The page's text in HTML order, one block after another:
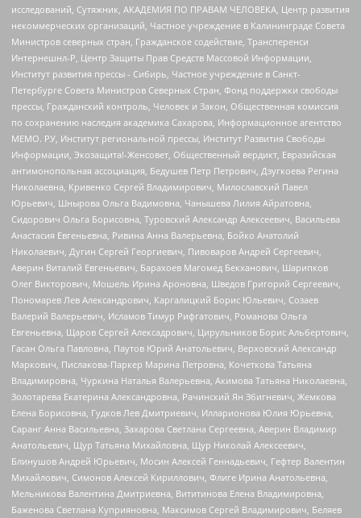
исследований, Сутяжник, АКАДЕМИЯ ПО ПРАВАМ ЧЕЛОВЕКА, Центр развития
некоммерческих организаций, Частное учреждение в Калининграде Совета
Министров северных стран, Гражданское содействие, Трансперенси
Интернешнл-Р, Центр Защиты Прав Средств Массовой Информации,
Институт развития прессы - Сибирь, Частное учреждение в Санкт-
Петербурге Совета Министров Северных Стран, Фонд поддержки свободы
прессы, Гражданский контроль, Человек и Закон, Общественная комиссия
по сохранению наследия академика Сахарова, Информационное агентство
МЕМО. РУ, Институт региональной прессы, Институт Развития Свободы
Информации, Экозащита!-Женсовет, Общественный вердикт, Евразийская
антимонопольная ассоциация, Бедушев Петр Петрович, Дзугкоева Регина
Николаевна, Кривенко Сергей Владимирович, Милославский Павел
Юрьевич, Шнырова Ольга Вадимовна, Чанышева Лилия Айратовна,
Сидорович Ольга Борисовна, Туровский Александр Алексеевич, Васильева
Анастасия Евгеньевна, Ривина Анна Валерьевна, Бойко Анатолий
Николаевич, Дугин Сергей Георгиевич, Пивоваров Андрей Сергеевич,
Аверин Виталий Евгеньевич, Барахоев Магомед Бекханович, Шарипков
Олег Викторович, Мошель Ирина Ароновна, Шведов Григорий Сергеевич,
Пономарев Лев Александрович, Каргалицкий Борис Юльевич, Созаев
Валерий Валерьевич, Исламов Тимур Рифгатович, Романова Ольга
Евгеньевна, Щаров Сергей Алексадрович, Цирульников Борис Альбертович,
Гасан Ольга Павловна, Паутов Юрий Анатольевич, Верховский Александр
Маркович, Пислакова-Паркер Марина Петровна, Кочеткова Татьяна
Владимировна, Чуркина Наталья Валерьевна, Акимова Татьяна Николаевна,
Золотарева Екатерина Александровна, Рачинский Ян Збигневич, Жемкова
Елена Борисовна, Гудков Лев Дмитриевич, Илларионова Юлия Юрьевна,
Саранг Анна Васильевна, Захарова Светлана Сергеевна, Аверин Владимир
Анатольевич, Щур Татьяна Михайловна, Щур Николай Алексеевич,
Блинушов Андрей Юрьевич, Мосин Алексей Геннадьевич, Гефтер Валентин
Михайлович, Симонов Алексей Кириллович, Флиге Ирина Анатольевна,
Мельникова Валентина Дмитриевна, Вититинова Елена Владимировна,
Баженова Светлана Куприяновна, Максимов Сергей Владимирович, Беляев